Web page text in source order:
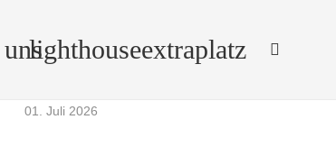
lighthouseextraplatz
01. Juli 2026